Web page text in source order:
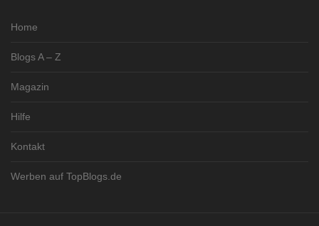
Home
Blogs A – Z
Magazin
Hilfe
Kontakt
Werben auf TopBlogs.de